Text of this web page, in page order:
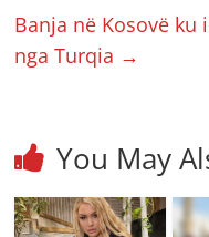
Banja në Kosovë ku
nga Turqia →
You May